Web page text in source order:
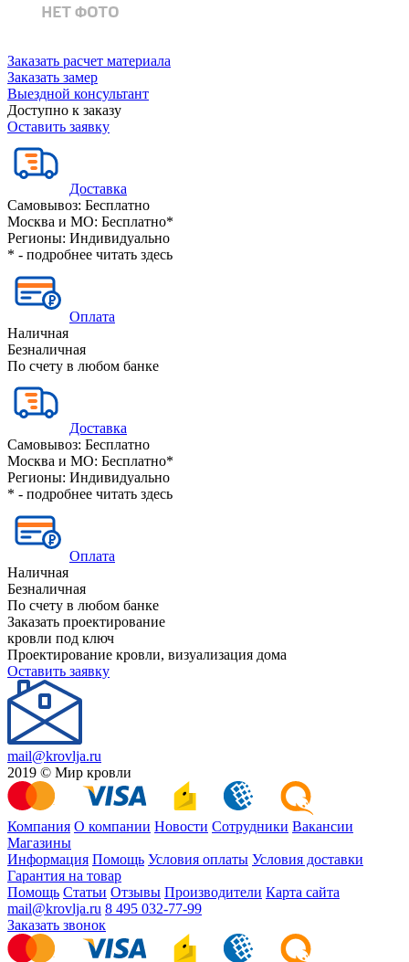
Заказать расчет материала
Заказать замер
Выездной консультант
Доступно к заказу
Оставить заявку
Доставка
Самовывоз: Бесплатно
Москва и МО: Бесплатно*
Регионы: Индивидуально
* - подробнее читать здесь
Оплата
Наличная
Безналичная
По счету в любом банке
Доставка
Самовывоз: Бесплатно
Москва и МО: Бесплатно*
Регионы: Индивидуально
* - подробнее читать здесь
Оплата
Наличная
Безналичная
По счету в любом банке
Заказать проектирование
кровли под ключ
Проектирование кровли, визуализация дома
Оставить заявку
mail@krovlja.ru
2019 © Мир кровли
Компания О компании Новости Сотрудники Вакансии
Магазины
Информация Помощь Условия оплаты Условия доставки
Гарантия на товар
Помощь Статьи Отзывы Производители Карта сайта
mail@krovlja.ru 8 495 032-77-99
Заказать звонок